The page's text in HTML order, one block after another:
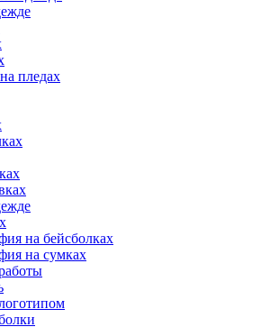
пледах
на бейсболках
на сумках